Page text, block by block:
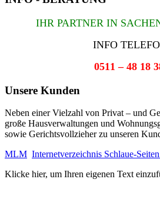
IHR PARTNER IN
INFO
0511 – 48 18
Unsere Kunden
Neben einer Vielzahl von Privat – und
große Hausverwaltungen und
sowie Gerichtsvollzieher zu unseren
MLM Internetverzeichnis Schlaue-
Klicke hier, um Ihren eigenen Text